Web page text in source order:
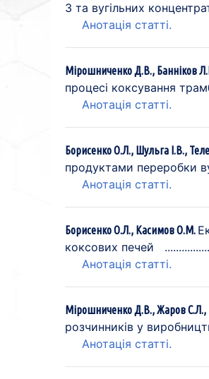
3 та вугільних
Анотація статті.
Мірошниченко Д.В., Банніков
процесі коксування
Анотація статті.
Борисенко О.Л., Шульга І.В.,
продуктами переробки
Анотація статті.
Борисенко О.Л., Касимов О.М.
коксових печей
Анотація статті.
Мірошниченко Д.В., Жаров С.Л.,
розчинників у
Анотація статті.